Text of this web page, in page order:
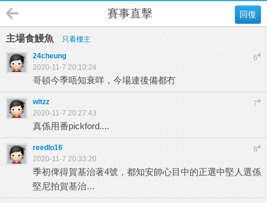
回復
賽事直擊
主場食鰻魚 只看樓主
6#
24cheung
2020-11-7 20:10:24
哥頓今季唔知衰咩，今場連後備都冇
7#
witzz
2020-11-7 20:27:43
真係用番pickford....
8#
reedlo16
2020-11-7 20:33:20
季初俾得賀基治著4號，都知安帥心目中的正選中堅人選係
堅尼拍賀基治…